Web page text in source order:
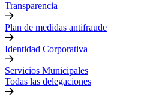
Transparencia
Plan de medidas antifraude
Identidad Corporativa
Servicios Municipales
Todas las delegaciones